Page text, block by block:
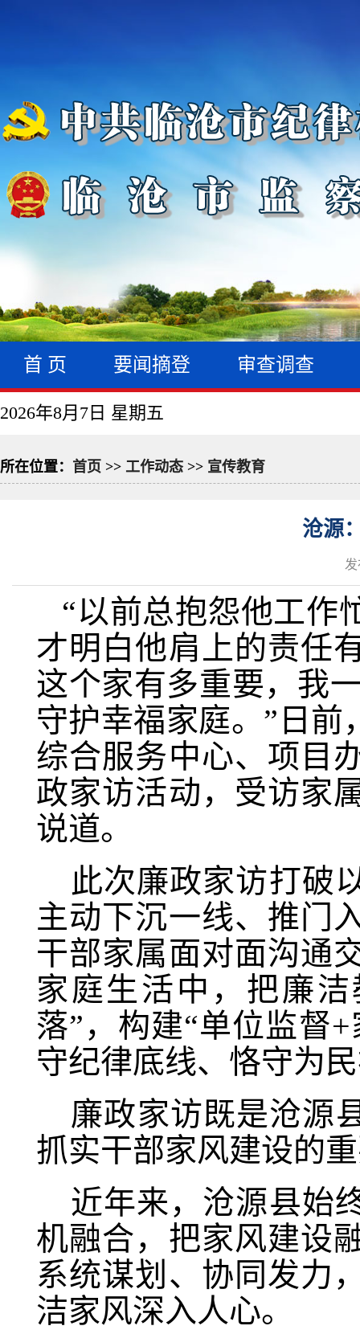
首 页 要闻摘登 审查调查
2026年8月7日 星期五
所在位置： 首页 >> 工作动态 >> 宣传教育
沧源
“以前总抱怨他工作
才明白他肩上的责任
这个家有多重要，我
守护幸福家庭。”日
综合服务中心、项目
政家访活动，受访家
说道。
此次廉政家访打破
主动下沉一线、推门
干部家属面对面沟通
家庭生活中，把廉
落”，构建“单位监督
守纪律底线、恪守为
廉政家访既是沧源
抓实干部家风建设的
近年来，沧源县始
机融合，把家风建设
系统谋划、协同发力
洁家风深入人心。